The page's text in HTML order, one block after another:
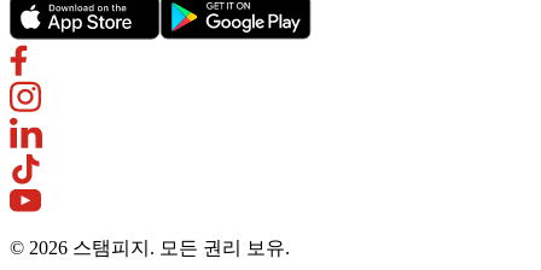
© 2026 스탬피지. 모든 권리 보유.